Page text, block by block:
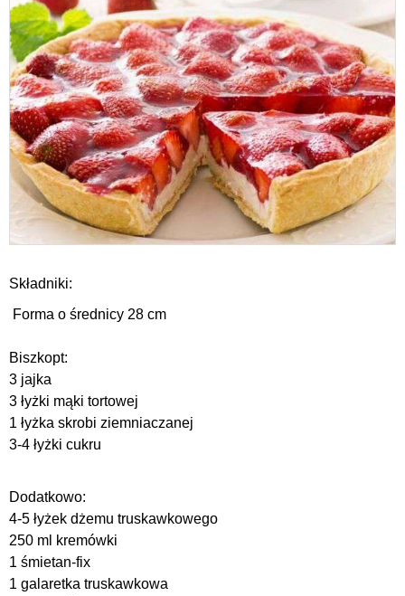
Składniki:
Forma o średnicy 28 cm
Biszkopt:
3 jajka
3 łyżki mąki tortowej
1 łyżka skrobi ziemniaczanej
3-4 łyżki cukru
Dodatkowo:
4-5 łyżek dżemu truskawkowego
250 ml kremówki
1 śmietan-fix
1 galaretka truskawkowa